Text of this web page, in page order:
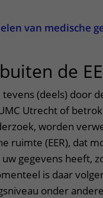
van medische
de
tevens (deels) door
Utrecht of
worden
ruimte (EER), dat
gegevens heeft,
is daar
onder